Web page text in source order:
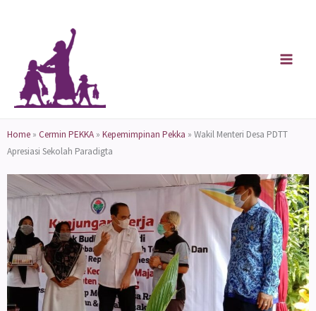
Home » Cermin PEKKA » Kepemimpinan Pekka » Wakil Menteri Desa PDTT
Apresiasi Sekolah Paradigta